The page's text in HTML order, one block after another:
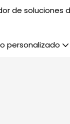
de soluciones
personalizado